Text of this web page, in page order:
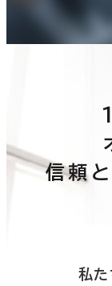
その他
1
信頼
私た